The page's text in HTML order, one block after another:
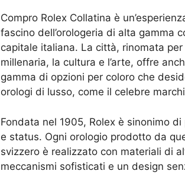
Compro Rolex Collatina è
fascino dell’orologeria di alta gamma
capitale italiana. La città, rinomata
millenaria, la cultura e l’arte, offre
gamma di opzioni per coloro che
orologi di lusso, come il celebre
Fondata nel 1905, Rolex è sinonimo
e status. Ogni orologio prodotto da
svizzero è realizzato con materiali di
meccanismi sofisticati e un design